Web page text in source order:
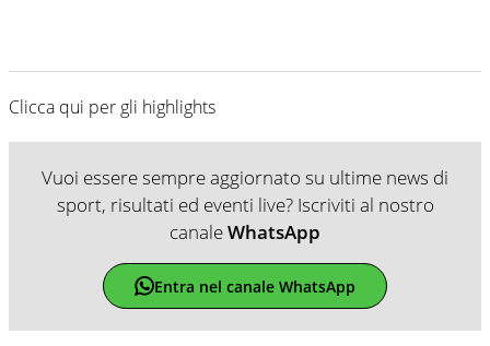
Clicca qui per gli highlights
Vuoi essere sempre aggiornato su ultime news di
sport, risultati ed eventi live? Iscriviti al nostro
canaleWhatsApp
Entra nel canale WhatsApp